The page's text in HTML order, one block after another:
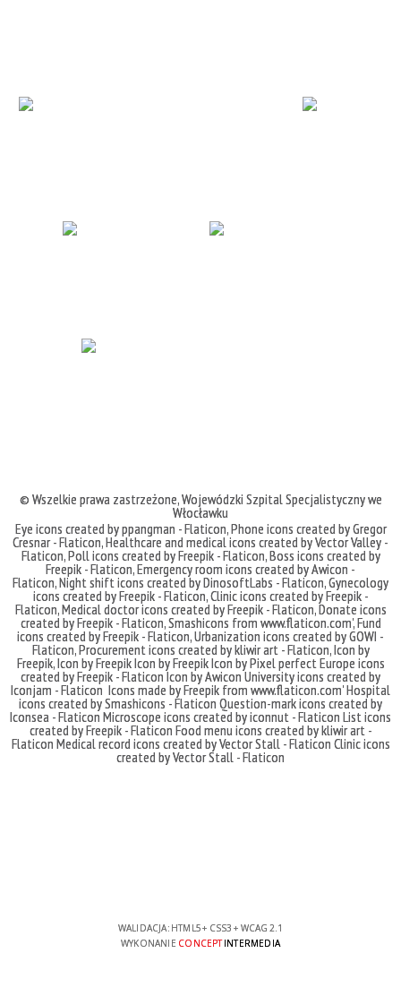
© Wszelkie prawa zastrzeżone,Wojewódzki Szpital Specjalistyczny we
Włocławku
Eye icons created by ppangman - Flaticon,Phone icons created by Gregor
Cresnar - Flaticon,Healthcare and medical icons created by Vector Valley -
Flaticon,Poll icons created by Freepik - Flaticon,Boss icons created by
Freepik - Flaticon,Emergency room icons created by Awicon -
Flaticon,Night shift icons created by DinosoftLabs - Flaticon,Gynecology
icons created by Freepik - Flaticon,Clinic icons created by Freepik -
Flaticon,Medical doctor icons created by Freepik - Flaticon,Donate icons
created by Freepik - Flaticon,Smashicons from www.flaticon.com',Fund
icons created by Freepik - Flaticon,Urbanization icons created by GOWI -
Flaticon,Procurement icons created by kliwir art - Flaticon,Icon by
Freepik,Icon by FreepikIcon by FreepikIcon by Pixel perfectEurope icons
created by Freepik - Flaticon Icon by Awicon University icons created by
Iconjam - Flaticon Icons made byFreepik from www.flaticon.com'Hospital
icons created by Smashicons - Flaticon Question-mark icons created by
Iconsea - Flaticon Microscope icons created by iconnut - Flaticon List icons
created by Freepik - Flaticon Food menu icons created by kliwir art -
Flaticon Medical record icons created by Vector Stall - Flaticon Clinic icons
created by Vector Stall - Flaticon
WALIDACJA: HTML5+ CSS3 + WCAG 2.1
WYKONANIE CONCEPTINTERMEDIA